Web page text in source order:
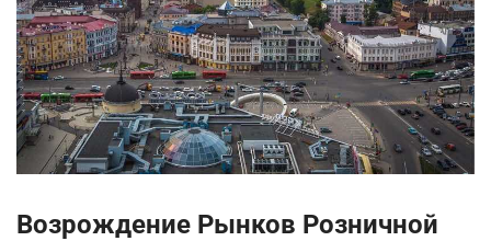
Возрождение Рынков Розничной